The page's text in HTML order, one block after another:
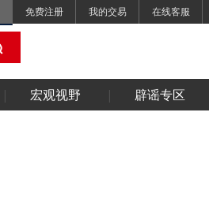
免费注册 我的交易 在线客服
宏观视野 辟谣专区